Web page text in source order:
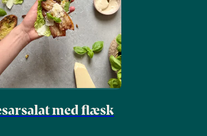
med flæsk